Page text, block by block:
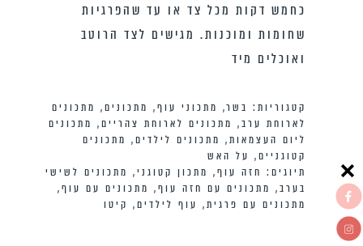
כחמש דקות מכל צד או עד שהפרגיות
שחומות ומוכנות. מגישים לצד הרוטב
ואוכלים מיד
קטגוריות: בשר, מתכוני עוף, מתכונים, מתכונים
לארוחת ערב, מתכונים לארוחת צהריים, מתכונים
ליום העצמאות, מתכונים לילדים, מתכונים
קטוגניים, על האש
תיוגים: חזה עוף, מתכון קטוגני, מתכונים לשישי
בערב, מתכונים עם חזה עוף, מתכונים עם עוף,
מתכונים עם פרגית, עוף לילדים, קיטו